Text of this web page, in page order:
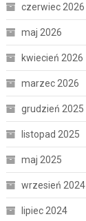
czerwiec 2026
maj 2026
kwiecień 2026
marzec 2026
grudzień 2025
listopad 2025
maj 2025
wrzesień 2024
lipiec 2024